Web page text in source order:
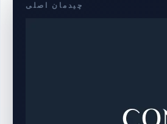
چیدمان اصلی